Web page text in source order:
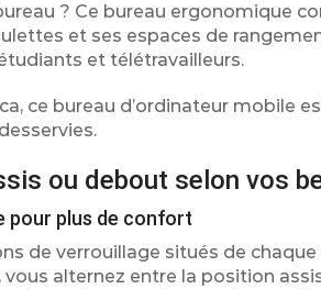
? Ce bureau ergonomique
et ses espaces de
et télétravailleurs.
ce bureau d’ordinateur mobile
ou debout selon vos
pour plus de confort
de verrouillage situés de
vous alternez entre la position